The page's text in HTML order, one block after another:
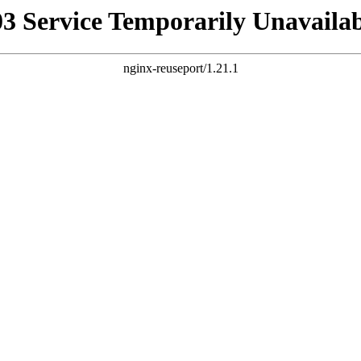
Service Temporarily
nginx-reuseport/1.21.1